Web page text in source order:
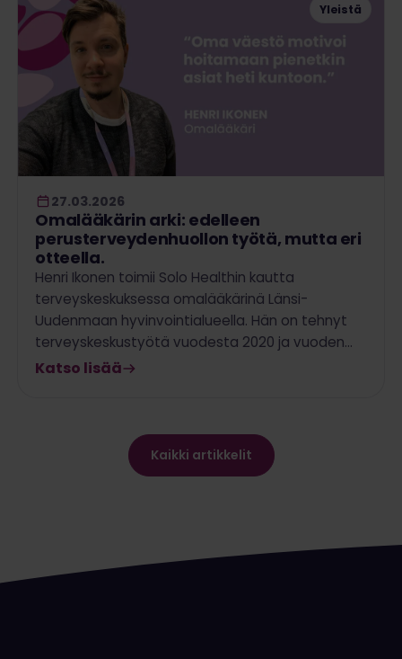
Yleistä
27.03.2026
Omalääkärin arki: edelleen
perusterveydenhuollon työtä, mutta eri
otteella.
Henri Ikonen toimii Solo Healthin kautta
terveyskeskuksessa omalääkärinä Länsi-
Uudenmaan hyvinvointialueella. Hän on tehnyt
terveyskeskustyötä vuodesta 2020 ja vuoden…
Katso lisää
Kaikki artikkelit